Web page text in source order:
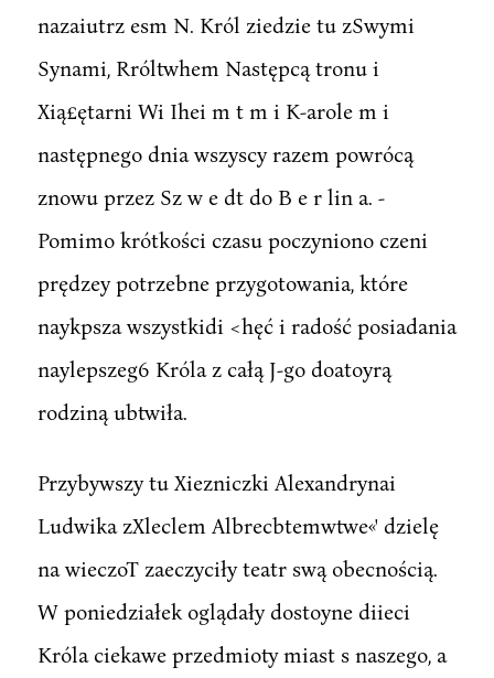
nazaiutrz esm N. Król ziedzie tu zSwymi
Synami, Rróltwhem Następcą tronu i
Xią£ętarni Wi Ihei m t m i K-arole m i
następnego dnia wszyscy razem powrócą
znowu przez Sz w e dt do B e r lin a. -
Pomimo krótkości czasu poczyniono czeni
prędzey potrzebne przygotowania, które
naykpsza wszystkidi <hęć i radość posiadania
naylepszeg6 Króla z całą J-go doatoyrą
rodziną ubtwiła.
Przybywszy tu Xiezniczki Alexandrynai
Ludwika zXleclem Albrecbtemwtwe«' dzielę
na wieczoT zaeczyciły teatr swą obecnością.
W poniedziałek oglądały dostoyne diieci
Króla ciekawe przedmioty miast s naszego, a